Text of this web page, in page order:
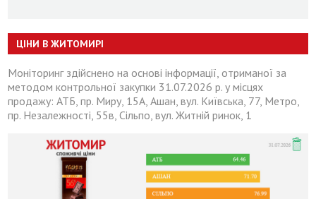
ЦІНИ В ЖИТОМИРІ
Моніторинг здійснено на основі інформації, отриманої за
методом контрольної закупки 31.07.2026 р. у місцях
продажу: АТБ, пр. Миру, 15А, Ашан, вул. Київська, 77, Метро,
пр. Незалежності, 55в, Сільпо, вул. Житній ринок, 1